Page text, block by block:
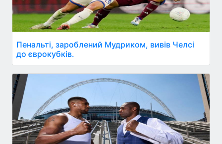
Пенальті, зароблений Мудриком, вивів Челсі
до єврокубків.